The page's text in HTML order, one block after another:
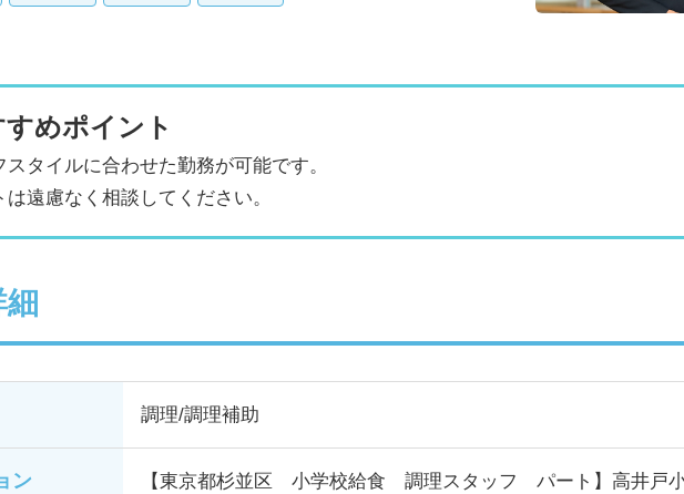
めポイント
スタイルに合わせた勤務が可能です。
は遠慮なく相談してください。
調理/調理補助
ン 【東京都杉並区 小学校給食 調理スタッフ パート】高井戸